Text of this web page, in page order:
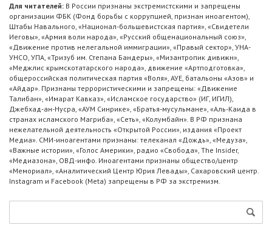
Для читателей: В России признаны экстремистскими и запрещены
организации ФБК (Фонд борьбы с коррупцией, признан иноагентом),
Штабы Навального, «Национал-большевистская партия», «Свидетели
Иеговы», «Армия воли народа», «Русский общенациональный союз»,
«Движение против нелегальной иммиграции», «Правый сектор», УНА-
УНСО, УПА, «Тризуб им. Степана Бандеры», «Мизантропик дивижн»,
«Меджлис крымскотатарского народа», движение «Артподготовка»,
общероссийская политическая партия «Воля», АУЕ, батальоны «Азов» и
«Айдар». Признаны террористическими и запрещены: «Движение
Талибан», «Имарат Кавказ», «Исламское государство» (ИГ, ИГИЛ),
Джебхад-ан-Нусра, «АУМ Синрике», «Братья-мусульмане», «Аль-Каида в
странах исламского Магриба», «Сеть», «Колумбайн». В РФ признана
нежелательной деятельность «Открытой России», издания «Проект
Медиа». СМИ-иноагентами признаны: телеканал «Дождь», «Медуза»,
«Важные истории», «Голос Америки», радио «Свобода», The Insider,
«Медиазона», ОВД-инфо. Иноагентами признаны общество/центр
«Мемориал», «Аналитический Центр Юрия Левады», Сахаровский центр.
Instagram и Facebook (Metа) запрещены в РФ за экстремизм.